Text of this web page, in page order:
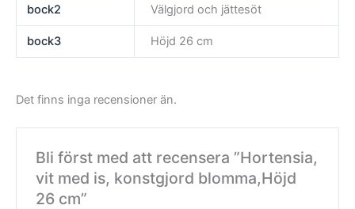
bock2 Välgjord och jättesöt
bock3 Höjd 26 cm
Det finns inga recensioner än.
Bli först med att recensera ”Hortensia,
vit med is, konstgjord blomma,Höjd
26 cm”